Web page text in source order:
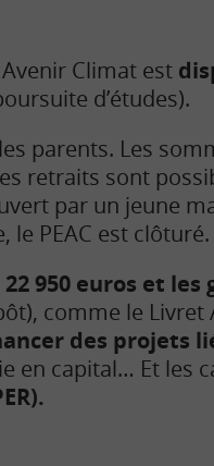
Avenir Climat est
d’études).
parents. Les
retraits sont
par un jeune
le PEAC est clôturé.
950 euros et
comme le Livret
des projets
en capital… Et les